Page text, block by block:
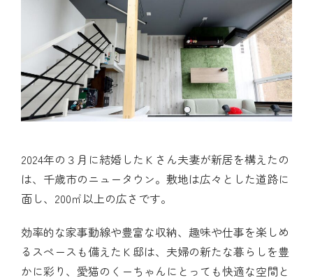
お問い合わせ
2024年の３月に結婚したＫさん夫妻が新居を構えたの
は、千歳市のニュータウン。敷地は広々とした道路に
面し、200㎡以上の広さです。
効率的な家事動線や豊富な収納、趣味や仕事を楽しめ
るスペースも備えたＫ邸は、夫婦の新たな暮らしを豊
かに彩り、愛猫のくーちゃんにとっても快適な空間と